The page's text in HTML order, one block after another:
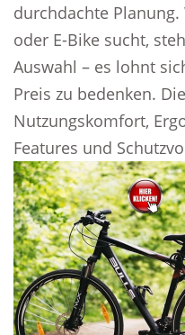
durchdachte
oder E-Bike sucht,
Auswahl – es lohnt
Preis zu bedenken.
Nutzungskomfort,
Features und